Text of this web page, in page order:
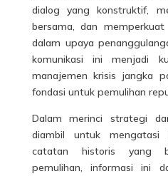
dialog yang konstruktif,
bersama, dan
dalam upaya
komunikasi ini menjadi
manajemen krisis jangka
fondasi untuk pemulihan
Dalam merinci strategi
diambil untuk mengatasi
catatan historis yang
pemulihan, informasi ini